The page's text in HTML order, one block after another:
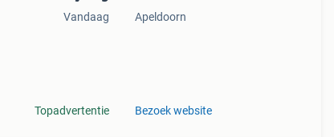
Vandaag
Topadvertentie
Apeldoorn
Bezoek website